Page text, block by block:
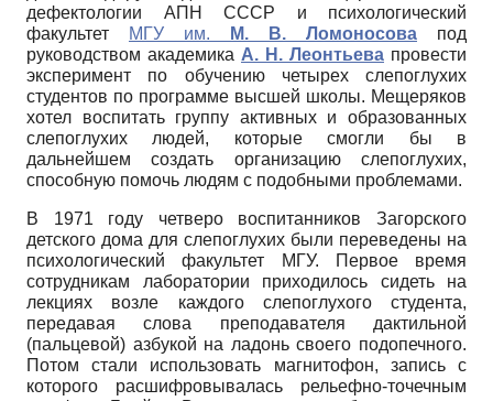
дефектологии АПН СССР и психологический
факультет
МГУ им. М. В. Ломоносова под
руководством академика А. Н. Леонтьева провести
эксперимент по обучению четырех слепоглухих
студентов по программе высшей школы. Мещеряков
хотел воспитать группу активных и образованных
слепоглухих людей, которые смогли бы в
дальнейшем создать организацию слепоглухих,
способную помочь людям с подобными проблемами.
В 1971 году четверо воспитанников Загорского
детского дома для слепоглухих были переведены на
психологический факультет МГУ. Первое время
сотрудникам лаборатории приходилось сидеть на
лекциях возле каждого слепоглухого студента,
передавая слова преподавателя дактильной
(пальцевой) азбукой на ладонь своего подопечного.
Потом стали использовать магнитофон, запись с
которого расшифровывалась рельефно-точечным